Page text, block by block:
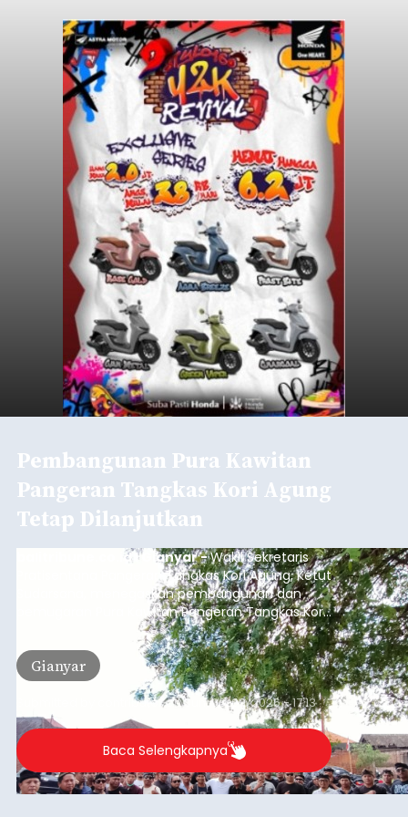
Pembangunan Pura Kawitan
Pangeran Tangkas Kori Agung
Tetap Dilanjutkan
balitribune.co.id I Gianyar -Wakil Sekretaris
Pratisentana Pangeran Tangkas Kori Agung, Ketut
Sudarsana, menegaskan pembangunan dan
pemugaran Pura Kawitan Pangeran Tangkas Kori
Agung tetap dilanjutkan.
Gianyar
contributoronSun, 08/09/2026 - 17:13
Baca Selengkapnya